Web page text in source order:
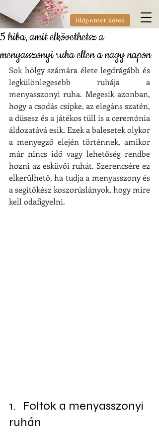
Időpontot kérek
5 hiba, amit elkövethetsz a
menyasszonyi ruha ellen a nagy napon
Sok hölgy számára élete legdrágább és
legkülönlegesebb ruhája a
menyasszonyi ruha. Megesik azonban,
hogy a csodás csipke, az elegáns szatén,
a düsesz és a játékos tüll is a ceremónia
áldozatává esik. Ezek a balesetek olykor
a menyegző elején történnek, amikor
már nincs idő vagy lehetőség rendbe
hozni az esküvői ruhát. Szerencsére ez
elkerülhető, ha tudja a menyasszony és
a segítőkész koszorúslányok, hogy mire
kell odafigyelni.
1.   Foltok a menyasszonyi
ruhán